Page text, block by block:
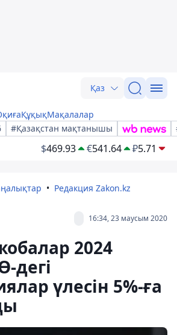
Қаз
ҚұқықМақалалар
#Қазақстан мақтанышы
$469.93 €541.64 ₽5.71
Редакция Zakon.kz
16:34, 23 маусым 2020
2024
дегі
үлесін 5%-ға